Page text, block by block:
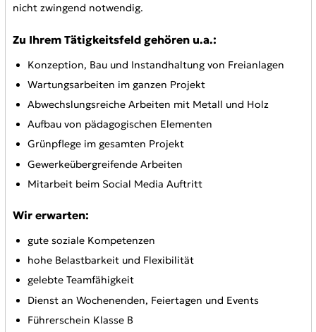
nicht zwingend notwendig.
Zu Ihrem Tätigkeitsfeld gehören u.a.:
Konzeption, Bau und Instandhaltung von Freianlagen
Wartungsarbeiten im ganzen Projekt
Abwechslungsreiche Arbeiten mit Metall und Holz
Aufbau von pädagogischen Elementen
Grünpflege im gesamten Projekt
Gewerkeübergreifende Arbeiten
Mitarbeit beim Social Media Auftritt
Wir erwarten:
gute soziale Kompetenzen
hohe Belastbarkeit und Flexibilität
gelebte Teamfähigkeit
Dienst an Wochenenden, Feiertagen und Events
Führerschein Klasse B